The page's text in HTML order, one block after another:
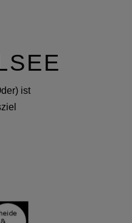
ist